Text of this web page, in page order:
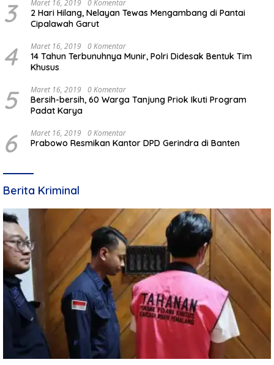
3 Maret 16, 2019 0 Komentar
2 Hari Hilang, Nelayan Tewas Mengambang di Pantai
Cipalawah Garut
4 Maret 16, 2019 0 Komentar
14 Tahun Terbunuhnya Munir, Polri Didesak Bentuk Tim
Khusus
5 Maret 16, 2019 0 Komentar
Bersih-bersih, 60 Warga Tanjung Priok Ikuti Program
Padat Karya
6 Maret 16, 2019 0 Komentar
Prabowo Resmikan Kantor DPD Gerindra di Banten
Berita Kriminal